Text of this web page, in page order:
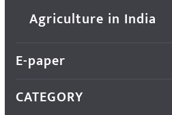
Agriculture in India
E-paper
CATEGORY